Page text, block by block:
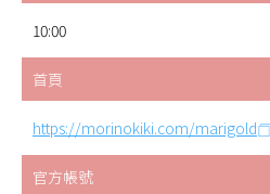
10:00
首頁
https://morinokiki.com/marigold
官方帳號